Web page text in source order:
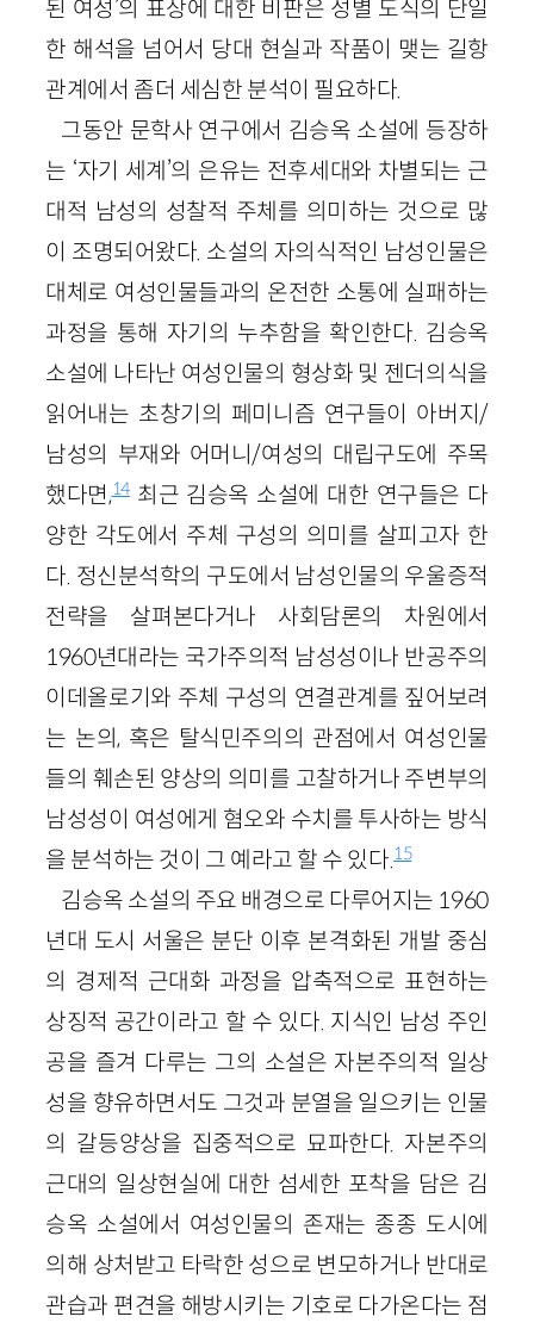
된 여성’의 표상에 대한 비판은 성별 도식의 단일
한 해석을 넘어서 당대 현실과 작품이 맺는 길항
관계에서 좀더 세심한 분석이 필요하다.
그동안 문학사 연구에서 김승옥 소설에 등장하
는 ‘자기 세계’의 은유는 전후세대와 차별되는 근
대적 남성의 성찰적 주체를 의미하는 것으로 많
이 조명되어왔다. 소설의 자의식적인 남성인물은
대체로 여성인물들과의 온전한 소통에 실패하는
과정을 통해 자기의 누추함을 확인한다. 김승옥
소설에 나타난 여성인물의 형상화 및 젠더의식을
읽어내는 초창기의 페미니즘 연구들이 아버지/
남성의 부재와 어머니/여성의 대립구도에 주목
했다면,14최근 김승옥 소설에 대한 연구들은 다
양한 각도에서 주체 구성의 의미를 살피고자 한
다. 정신분석학의 구도에서 남성인물의 우울증적
전략을 살펴본다거나 사회담론의 차원에서
1960년대라는 국가주의적 남성성이나 반공주의
이데올로기와 주체 구성의 연결관계를 짚어보려
는 논의, 혹은 탈식민주의의 관점에서 여성인물
들의 훼손된 양상의 의미를 고찰하거나 주변부의
남성성이 여성에게 혐오와 수치를 투사하는 방식
을 분석하는 것이 그 예라고 할 수 있다.15
김승옥 소설의 주요 배경으로 다루어지는 1960
년대 도시 서울은 분단 이후 본격화된 개발 중심
의 경제적 근대화 과정을 압축적으로 표현하는
상징적 공간이라고 할 수 있다. 지식인 남성 주인
공을 즐겨 다루는 그의 소설은 자본주의적 일상
성을 향유하면서도 그것과 분열을 일으키는 인물
의 갈등양상을 집중적으로 묘파한다. 자본주의
근대의 일상현실에 대한 섬세한 포착을 담은 김
승옥 소설에서 여성인물의 존재는 종종 도시에
의해 상처받고 타락한 성으로 변모하거나 반대로
관습과 편견을 해방시키는 기호로 다가온다는 점